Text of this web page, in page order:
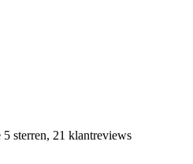
sterren, 21 klantreviews